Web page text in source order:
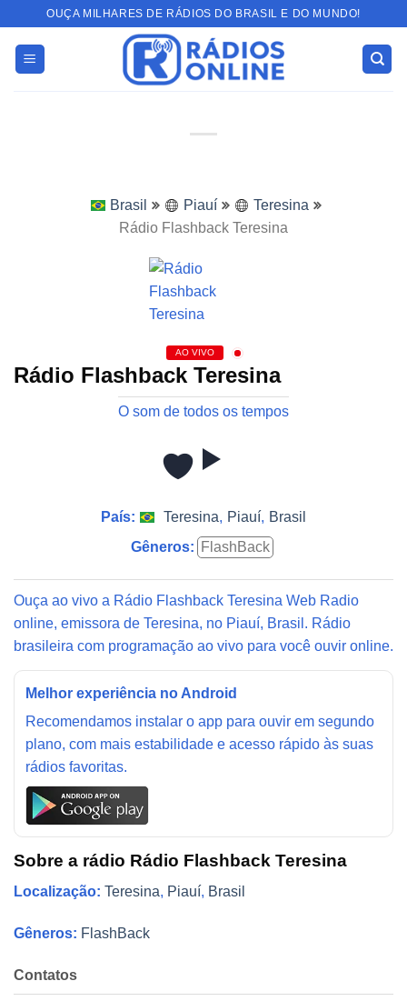
content
OUÇA MILHARES DE RÁDIOS DO BRASIL E DO MUNDO!
Brasil Piauí
Teresina
Rádio Flashback Teresina
AO VIVO
Rádio Flashback Teresina
O som de todos os tempos
País: Teresina, Piauí, Brasil
Gêneros: FlashBack
Ouça ao vivo a Rádio Flashback Teresina Web Radio
online, emissora de Teresina, no Piauí, Brasil. Rádio
brasileira com programação ao vivo para você ouvir online.
Melhor experiência no Android
Recomendamos instalar o app para ouvir em segundo
plano, com mais estabilidade e acesso rápido às suas
rádios favoritas.
Sobre a rádio Rádio Flashback Teresina
Localização: Teresina, Piauí, Brasil
Gêneros: FlashBack
Contatos